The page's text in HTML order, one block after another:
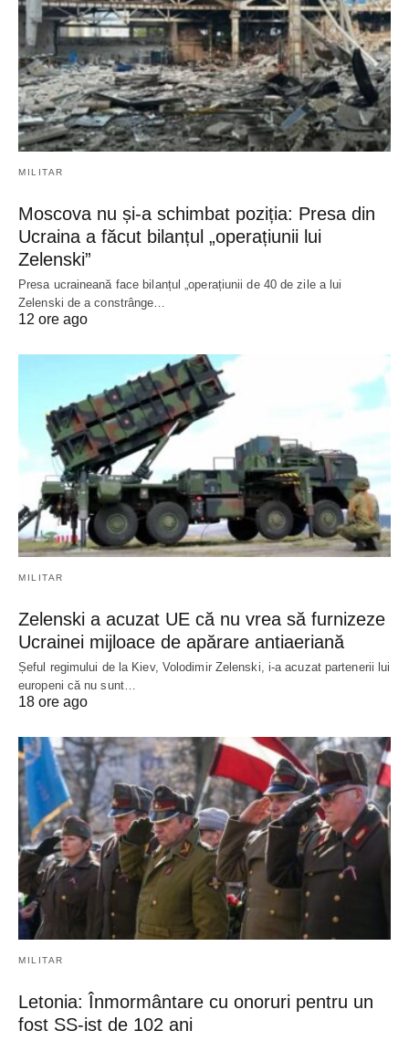
MILITAR
Moscova nu și-a schimbat poziția: Presa din
Ucraina a făcut bilanțul „operațiunii lui
Zelenski”
Presa ucraineană face bilanțul „operațiunii de 40 de zile a lui
Zelenski de a constrânge…
12 ore ago
MILITAR
Zelenski a acuzat UE că nu vrea să furnizeze
Ucrainei mijloace de apărare antiaeriană
Șeful regimului de la Kiev, Volodimir Zelenski, i-a acuzat partenerii lui
europeni că nu sunt…
18 ore ago
MILITAR
Letonia: Înmormântare cu onoruri pentru un
fost SS-ist de 102 ani